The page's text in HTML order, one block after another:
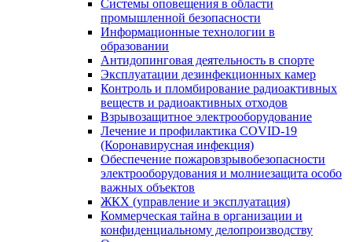
Системы оповещения в области
промышленной безопасности
Информационные технологии в
образовании
Антидопинговая деятельность в спорте
Эксплуатации дезинфекционных камер
Контроль и пломбирование радиоактивных
веществ и радиоактивных отходов
Взрывозащитное электрооборудование
Лечение и профилактика COVID-19
(Коронавирусная инфекция)
Обеспечение пожаровзрывобезопасности
электрооборудования и молниезащита особо
важных объектов
ЖКХ (управление и эксплуатация)
Коммерческая тайна в организации и
конфиденциальному делопроизводству